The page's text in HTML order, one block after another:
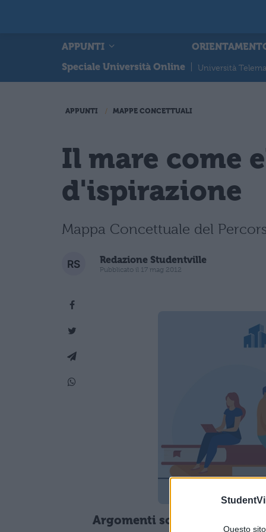
Questo
APPUNTI
Speciale Università Online
Università
APPUNTI MAPPE CONCETTUALI
Il mare come
d'ispirazione
Mappa Concettuale del
Redazione Studentville
Pubblicato il 17 mag 2012
Argomenti scelti: